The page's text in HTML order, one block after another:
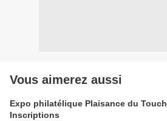
Vous aimerez aussi
Expo philatélique Plaisance du Touch
Inscriptions